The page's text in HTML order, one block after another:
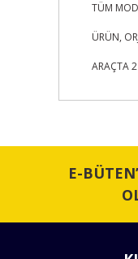
TÜM
ÜRÜN,
ARAÇTA
Görüş
E-